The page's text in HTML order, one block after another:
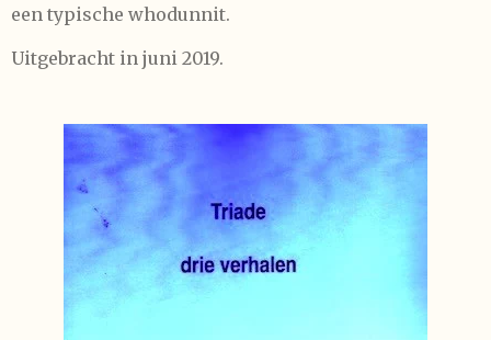
een typische whodunnit.
Uitgebracht in juni 2019.